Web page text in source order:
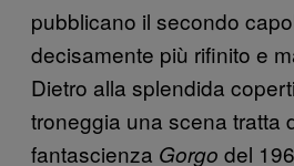
pubblicano il secondo
decisamente più rifinito e
Dietro alla splendida
troneggia una scena tratta
fantascienza Gorgo del